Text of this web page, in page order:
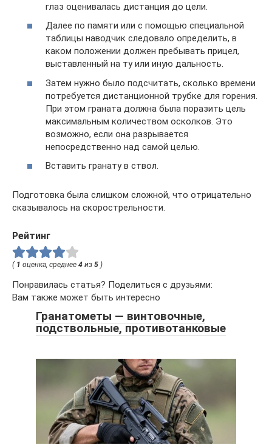
глаз оценивалась дистанция до цели.
Далее по памяти или с помощью специальной
таблицы наводчик следовало определить, в
каком положении должен пребывать прицел,
выставленный на ту или иную дальность.
Затем нужно было подсчитать, сколько времени
потребуется дистанционной трубке для горения.
При этом граната должна была поразить цель
максимальным количеством осколков. Это
возможно, если она разрывается
непосредственно над самой целью.
Вставить гранату в ствол.
Подготовка была слишком сложной, что отрицательно
сказывалось на скорострельности.
Рейтинг
( 1 оценка, среднее 4 из 5 )
Понравилась статья? Поделиться с друзьями:
Вам также может быть интересно
Гранатометы — винтовочные,
подствольные, противотанковые